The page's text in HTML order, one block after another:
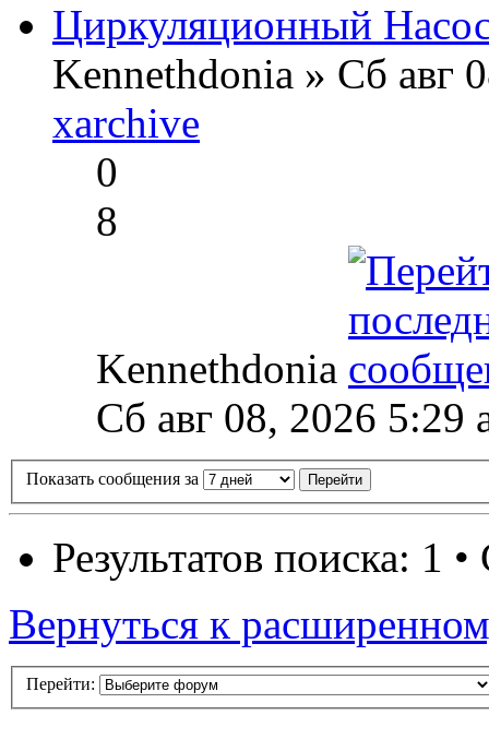
Циркуляционный
Kennethdonia » Сб авг
xarchive
0
8
Kennethdonia
Сб авг 08, 2026 5:29
Показать сообщения за
Результатов поиска: 1
Вернуться к
Перейти: